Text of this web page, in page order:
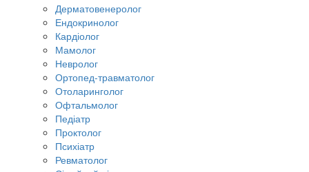
Дерматовенеролог
Ендокринолог
Кардіолог
Мамолог
Невролог
Ортопед-травматолог
Отоларинголог
Офтальмолог
Педіатр
Проктолог
Психіатр
Ревматолог